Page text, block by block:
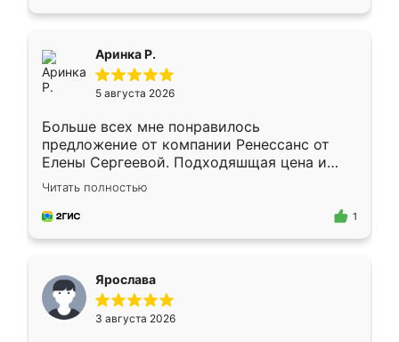
Аринка Р.
5 августа 2026
Больше всех мне понравилось
предложение от компании Ренессанс от
Елены Сергеевой. Подходяшщая цена и
короткие сроки изготовления. Приехавший
для замера сотрудник Владислав
предложил по моему эскизу самый
Читать полностью
1
Ярослава
3 августа 2026